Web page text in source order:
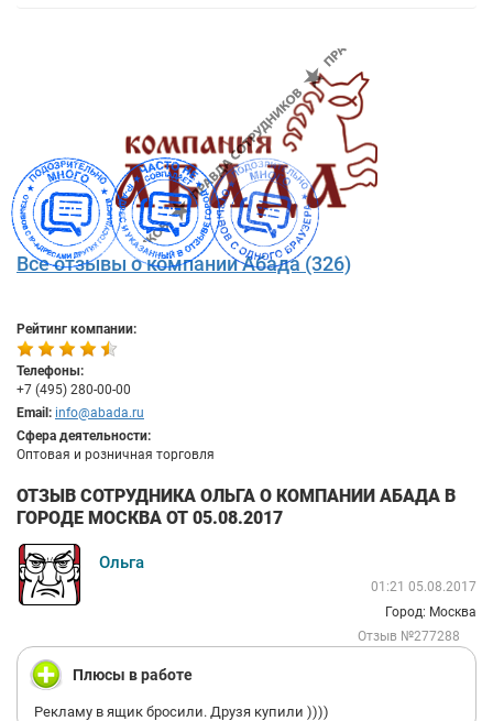
Все отзывы о компании Абада (326)
Рейтинг компании:
Телефоны:
+7 (495) 280-00-00
Email: info@abada.ru
Сфера деятельности:
Оптовая и розничная торговля
ОТЗЫВ СОТРУДНИКА ОЛЬГА О КОМПАНИИ АБАДА В
ГОРОДЕ МОСКВА ОТ 05.08.2017
Ольга
01:21 05.08.2017
Город: Москва
Отзыв №277288
Плюсы в работе
Рекламу в ящик бросили. Друзя купили ))))